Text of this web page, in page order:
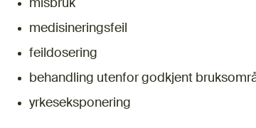
misbruk
medisineringsfeil
feildosering
behandling utenfor godkjent
yrkeseksponering